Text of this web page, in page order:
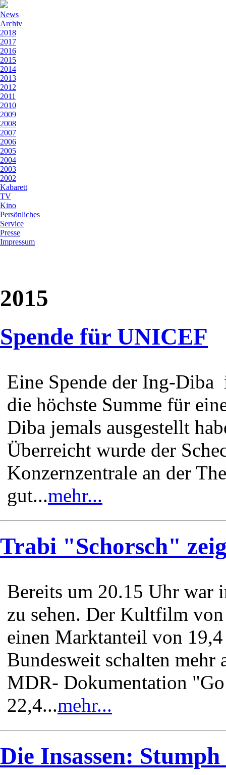
News
Archiv
2018
2017
2016
2015
2014
2013
2012
2011
2010
2009
2008
2007
2006
2005
2004
2003
2002
Kabarett
TV
Kino
Persönliches
Service
Presse
Impressum
2015
Spende für UNICEF
Eine Spende der Ing-Diba
die höchste Summe für
Diba jemals ausgestellt
Überreicht wurde der
Konzernzentrale an der
gut...mehr...
Trabi "Schorsch"
Bereits um 20.15 Uhr
zu sehen. Der Kultfilm
einen Marktanteil von
Bundesweit schalten
MDR- Dokumentation
22,4...mehr...
Die Insassen: